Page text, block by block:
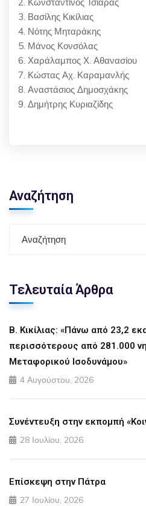
3. Βασίλης Κικίλιας
4. Νότης Μηταράκης
5. Μάνος Κονσόλας
6. Χαράλαμπος Χ. Αθανασίου
7. Κώστας Αχ. Καραμανλής
8. Αναστάσιος Δημοσχάκης
9. Δημήτρης Κυριαζίδης
Αναζήτηση
Τελευταία Άρθρα
Β. Κικίλιας: «Πάνω από 23,2
περισσότερους από 281.000
Μεταφορικού Ισοδυνάμου»
4 Αυγούστου, 2026
Συνέντευξη στην εκπομπή
28 Ιουλίου, 2026
Επίσκεψη στην Πάτρα
27 Ιουλίου, 2026